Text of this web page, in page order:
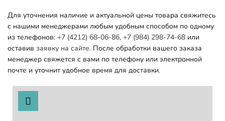
Для уточнения наличие и актуальной цены товара свяжитесь
с нашими менеджерами любым удобным способом по одному
из телефонов: +7 (4212) 68-06-86, +7 (984) 298-74-68 или
оставив заявку на сайте. После обработки вашего заказа
менеджер свяжется с вами по телефону или электронной
почте и уточнит удобное время для доставки.